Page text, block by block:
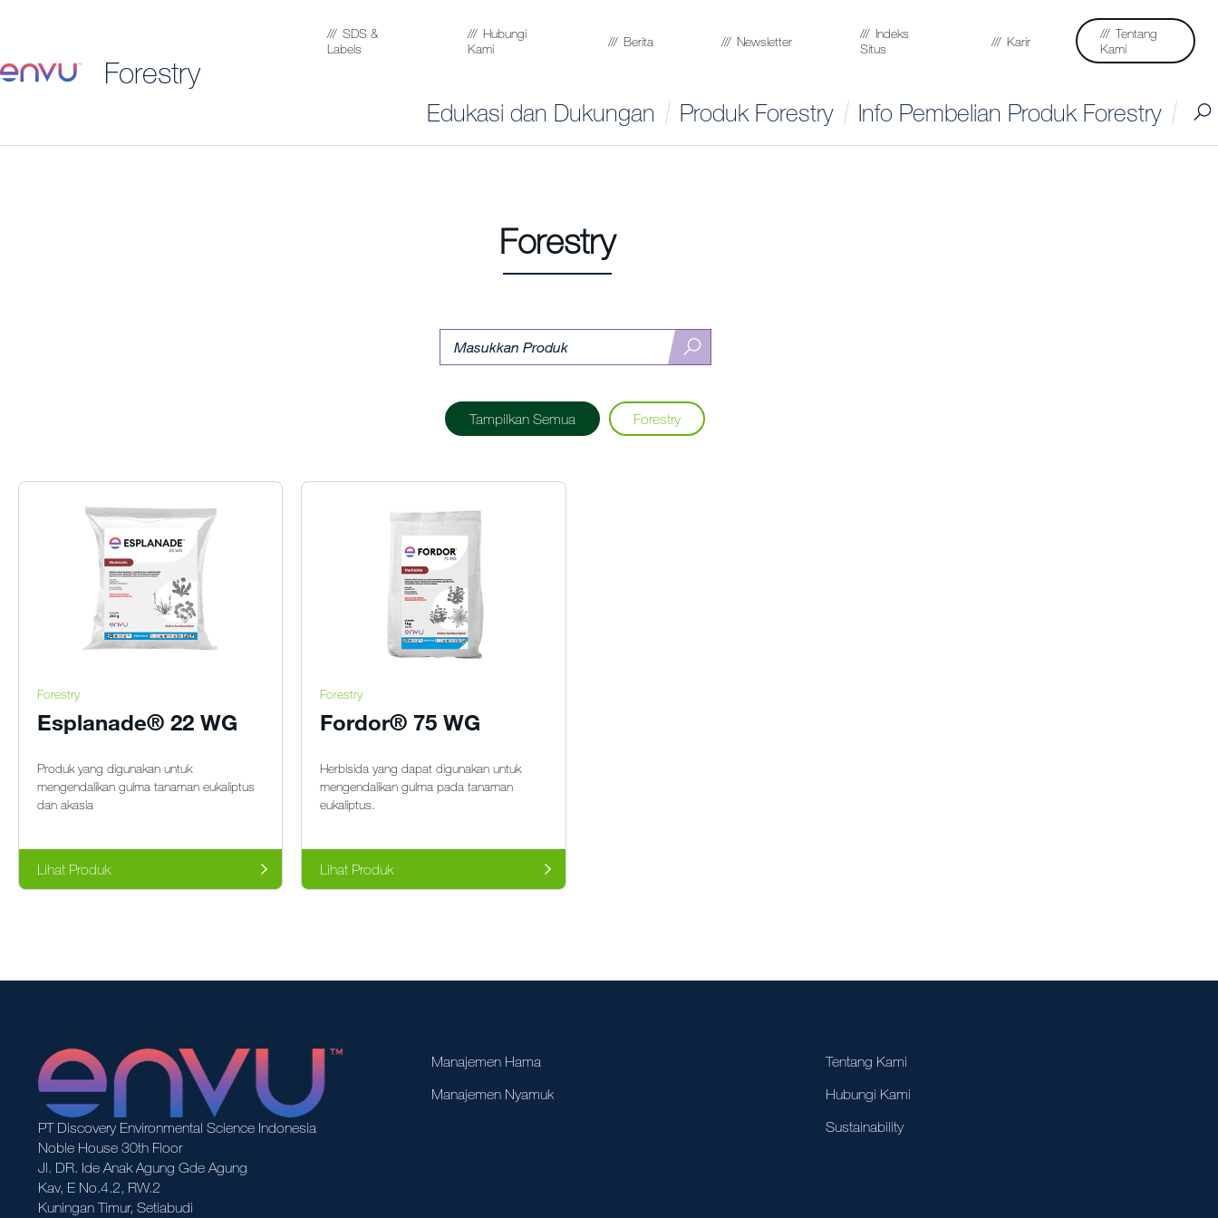
Forestry
SDS &
Labels
Hubungi
Kami
Berita Newsletter
Indeks
Situs
Karir
Tentang
Kami
Edukasi dan Dukungan Produk Forestry Info Pembelian Produk Forestry
Forestry
Produk
Produk
Tampilkan Semua Forestry
Forestry
Esplanade® 22 WG
Produk yang digunakan untuk
mengendalikan gulma tanaman eukaliptus
dan akasia
Lihat Produk
Forestry
Fordor® 75 WG
Herbisida yang dapat digunakan untuk
mengendalikan gulma pada tanaman
eukaliptus.
Lihat Produk
PT Discovery Environmental Science Indonesia
Noble House 30th Floor
Jl. DR. Ide Anak Agung Gde Agung
Kav, E No.4.2, RW.2
Kuningan Timur, Setiabudi
Manajemen Hama
Manajemen Nyamuk
Tentang Kami
Hubungi Kami
Sustainability